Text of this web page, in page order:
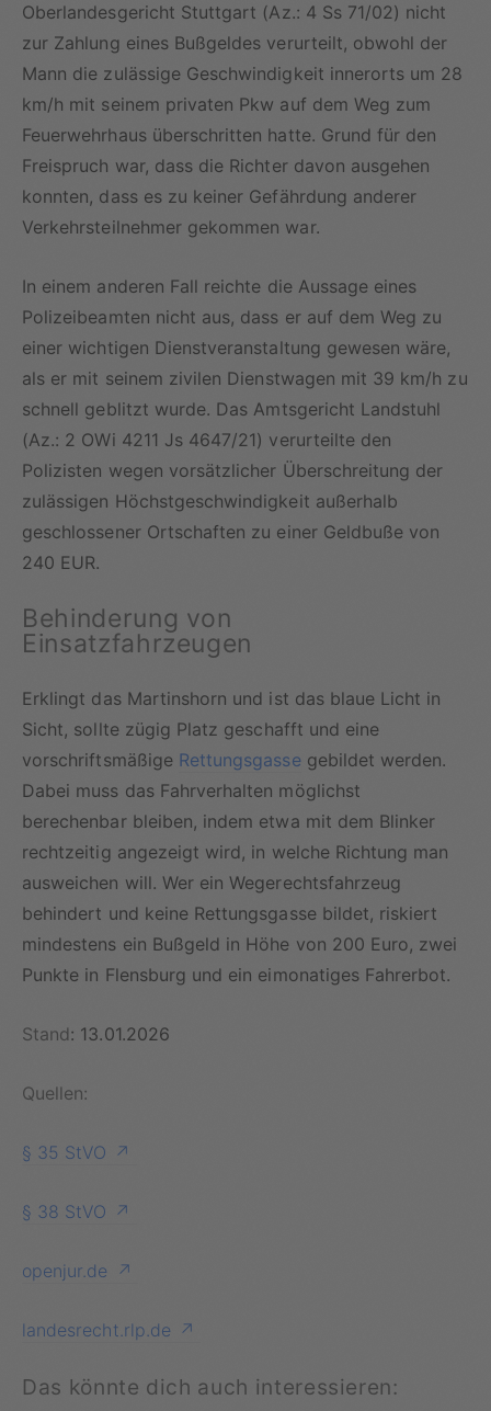
Oberlandesgericht Stuttgart (Az.: 4 Ss 71/02) nicht
zur Zahlung eines Bußgeldes verurteilt, obwohl der
Mann die zulässige Geschwindigkeit innerorts um 28
km/h mit seinem privaten Pkw auf dem Weg zum
Feuerwehrhaus überschritten hatte. Grund für den
Freispruch war, dass die Richter davon ausgehen
konnten, dass es zu keiner Gefährdung anderer
Verkehrsteilnehmer gekommen war.
In einem anderen Fall reichte die Aussage eines
Polizeibeamten nicht aus, dass er auf dem Weg zu
einer wichtigen Dienstveranstaltung gewesen wäre,
als er mit seinem zivilen Dienstwagen mit 39 km/h zu
schnell geblitzt wurde. Das Amtsgericht Landstuhl
(Az.: 2 OWi 4211 Js 4647/21) verurteilte den
Polizisten wegen vorsätzlicher Überschreitung der
zulässigen Höchstgeschwindigkeit außerhalb
geschlossener Ortschaften zu einer Geldbuße von
240 EUR.
Behinderung von
Einsatzfahrzeugen
Erklingt das Martinshorn und ist das blaue Licht in
Sicht, sollte zügig Platz geschafft und eine
vorschriftsmäßige Rettungsgassegebildet werden.
Dabei muss das Fahrverhalten möglichst
berechenbar bleiben, indem etwa mit dem Blinker
rechtzeitig angezeigt wird, in welche Richtung man
ausweichen will. Wer ein Wegerechtsfahrzeug
behindert und keine Rettungsgasse bildet, riskiert
mindestens ein Bußgeld in Höhe von 200 Euro, zwei
Punkte in Flensburg und ein eimonatiges Fahrerbot.
Stand: 13.01.2026
Quellen:
§ 35 StVO
§ 38 StVO
openjur.de
landesrecht.rlp.de
Das könnte dich auch interessieren: